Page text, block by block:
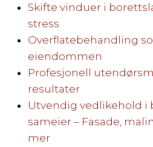
Skifte vinduer i
stress
Overflatebehandling
eiendommen
Profesjonell
resultater
Utvendig vedlikehold i
sameier – Fasade,
mer